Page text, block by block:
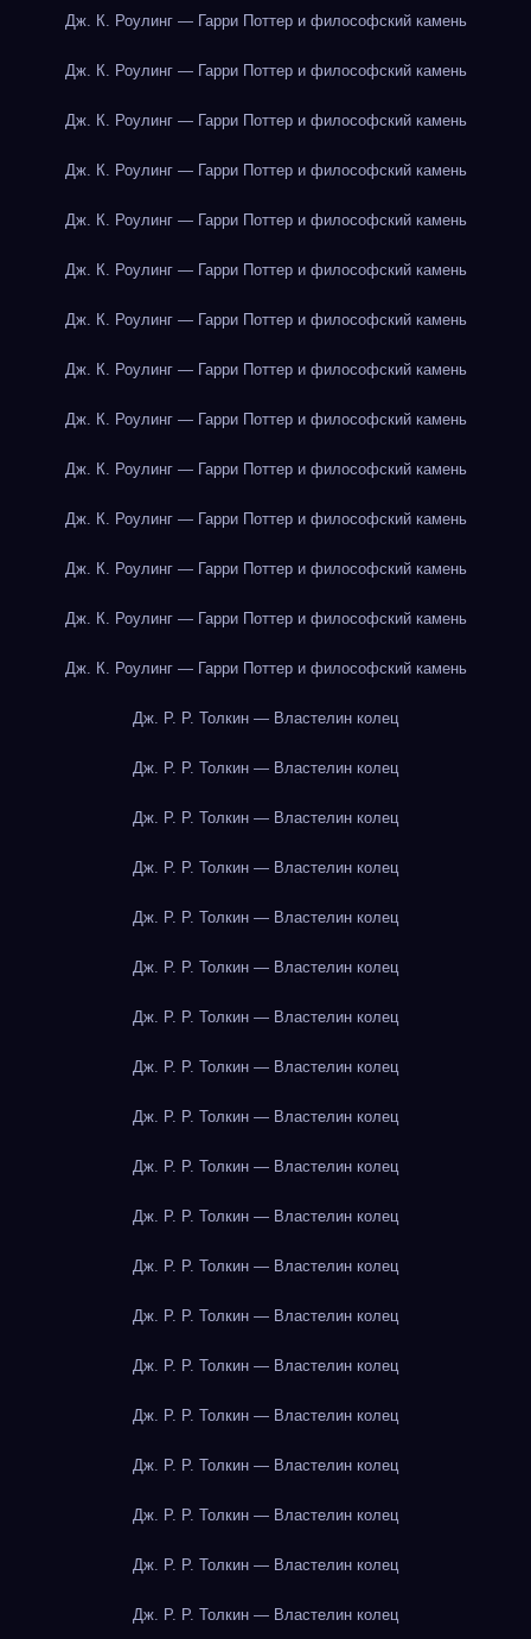
Дж. К. Роулинг — Гарри Поттер и философский камень
Дж. К. Роулинг — Гарри Поттер и философский камень
Дж. К. Роулинг — Гарри Поттер и философский камень
Дж. К. Роулинг — Гарри Поттер и философский камень
Дж. К. Роулинг — Гарри Поттер и философский камень
Дж. К. Роулинг — Гарри Поттер и философский камень
Дж. К. Роулинг — Гарри Поттер и философский камень
Дж. К. Роулинг — Гарри Поттер и философский камень
Дж. К. Роулинг — Гарри Поттер и философский камень
Дж. К. Роулинг — Гарри Поттер и философский камень
Дж. К. Роулинг — Гарри Поттер и философский камень
Дж. К. Роулинг — Гарри Поттер и философский камень
Дж. К. Роулинг — Гарри Поттер и философский камень
Дж. К. Роулинг — Гарри Поттер и философский камень
Дж. Р. Р. Толкин — Властелин колец
Дж. Р. Р. Толкин — Властелин колец
Дж. Р. Р. Толкин — Властелин колец
Дж. Р. Р. Толкин — Властелин колец
Дж. Р. Р. Толкин — Властелин колец
Дж. Р. Р. Толкин — Властелин колец
Дж. Р. Р. Толкин — Властелин колец
Дж. Р. Р. Толкин — Властелин колец
Дж. Р. Р. Толкин — Властелин колец
Дж. Р. Р. Толкин — Властелин колец
Дж. Р. Р. Толкин — Властелин колец
Дж. Р. Р. Толкин — Властелин колец
Дж. Р. Р. Толкин — Властелин колец
Дж. Р. Р. Толкин — Властелин колец
Дж. Р. Р. Толкин — Властелин колец
Дж. Р. Р. Толкин — Властелин колец
Дж. Р. Р. Толкин — Властелин колец
Дж. Р. Р. Толкин — Властелин колец
Дж. Р. Р. Толкин — Властелин колец